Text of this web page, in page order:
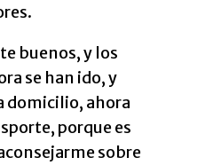
buenos, y los
se han ido, y
domicilio, ahora
porque es
sobre